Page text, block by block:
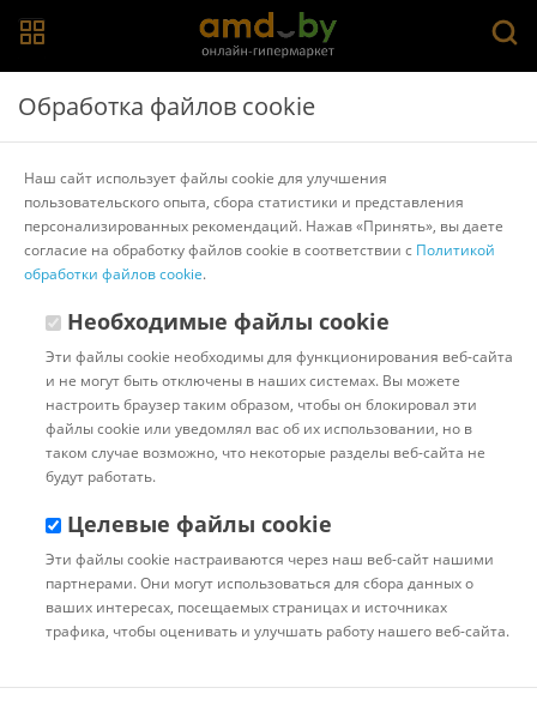
Главная > Каталог товаров Моторные масла
Другие товары Elf
Обработка файлов cookie
Наш сайт использует файлы cookie для улучшения
пользовательского опыта, сбора статистики и представления
персонализированных рекомендаций. Нажав «Принять», вы даете
согласие на обработку файлов cookie в соответствии с Политикой
обработки файлов cookie.
Необходимые файлы cookie
Эти файлы cookie необходимы для функционирования веб-сайта
и не могут быть отключены в наших системах. Вы можете
настроить браузер таким образом, чтобы он блокировал эти
файлы cookie или уведомлял вас об их использовании, но в
таком случае возможно, что некоторые разделы веб-сайта не
будут работать.
Целевые файлы cookie
Эти файлы cookie настраиваются через наш веб-сайт нашими
партнерами. Они могут использоваться для сбора данных о
ваших интересах, посещаемых страницах и источниках
трафика, чтобы оценивать и улучшать работу нашего веб-сайта.